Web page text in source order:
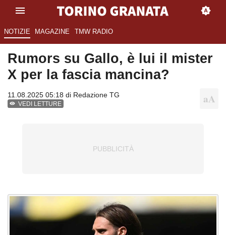
NOTIZIE MAGAZINE TMW RADIO
Rumors su Gallo, è lui il mister
X per la fascia mancina?
11.08.2025 05:18 di Redazione TG
VEDI LETTURE